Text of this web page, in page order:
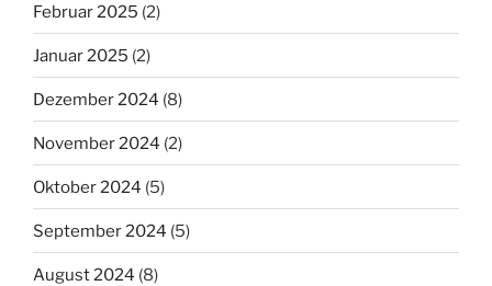
Februar 2025 (2)
Januar 2025 (2)
Dezember 2024 (8)
November 2024 (2)
Oktober 2024 (5)
September 2024 (5)
August 2024 (8)